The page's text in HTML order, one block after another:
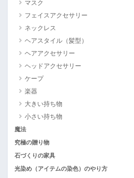
マスク
フェイスアクセサリー
ネックレス
ヘアスタイル（髪型）
ヘアアクセサリー
ヘッドアクセサリー
ケープ
楽器
大きい持ち物
小さい持ち物
魔法
究極の贈り物
石づくりの家具
光染め（アイテムの染色）のやり方